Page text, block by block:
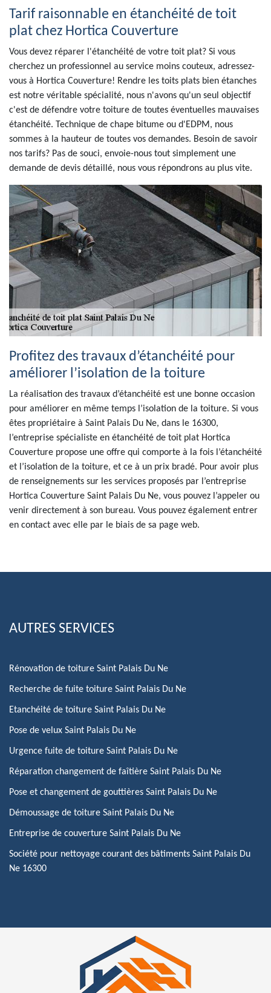
Tarif raisonnable en étanchéité de toit
plat chez Hortica Couverture
Vous devez réparer l'étanchéité de votre toit plat? Si vous
cherchez un professionnel au service moins couteux, adressez-
vous à Hortica Couverture! Rendre les toits plats bien étanches
est notre véritable spécialité, nous n'avons qu'un seul objectif
c'est de défendre votre toiture de toutes éventuelles mauvaises
étanchéité. Technique de chape bitume ou d'EDPM, nous
sommes à la hauteur de toutes vos demandes. Besoin de savoir
nos tarifs? Pas de souci, envoie-nous tout simplement une
demande de devis détaillé, nous vous répondrons au plus vite.
Profitez des travaux d’étanchéité pour
améliorer l’isolation de la toiture
La réalisation des travaux d’étanchéité est une bonne occasion
pour améliorer en même temps l’isolation de la toiture. Si vous
êtes propriétaire à Saint Palais Du Ne, dans le 16300,
l’entreprise spécialiste en étanchéité de toit plat Hortica
Couverture propose une offre qui comporte à la fois l’étanchéité
et l’isolation de la toiture, et ce à un prix bradé. Pour avoir plus
de renseignements sur les services proposés par l’entreprise
Hortica Couverture Saint Palais Du Ne, vous pouvez l’appeler ou
venir directement à son bureau. Vous pouvez également entrer
en contact avec elle par le biais de sa page web.
AUTRES SERVICES
Rénovation de toiture Saint Palais Du Ne
Recherche de fuite toiture Saint Palais Du Ne
Etanchéité de toiture Saint Palais Du Ne
Pose de velux Saint Palais Du Ne
Urgence fuite de toiture Saint Palais Du Ne
Réparation changement de faîtière Saint Palais Du Ne
Pose et changement de gouttières Saint Palais Du Ne
Démoussage de toiture Saint Palais Du Ne
Entreprise de couverture Saint Palais Du Ne
Société pour nettoyage courant des bâtiments Saint Palais Du
Ne 16300